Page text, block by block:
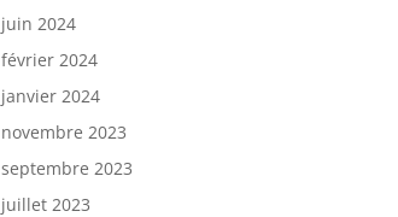
juin 2024
février 2024
janvier 2024
novembre 2023
septembre 2023
juillet 2023